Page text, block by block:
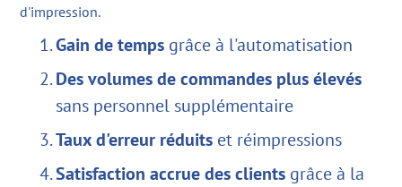
d'impression.
Gain de temps grâce à l'automatisation
Des volumes de commandes plus élevés
sans personnel supplémentaire
Taux d'erreur réduits et réimpressions
Satisfaction accrue des clients grâce à la